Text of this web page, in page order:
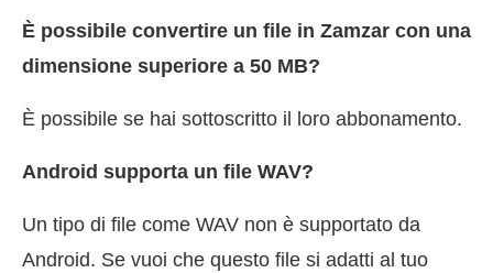
È possibile convertire un file in Zamzar con una
dimensione superiore a 50 MB?
È possibile se hai sottoscritto il loro abbonamento.
Android supporta un file WAV?
Un tipo di file come WAV non è supportato da
Android. Se vuoi che questo file si adatti al tuo